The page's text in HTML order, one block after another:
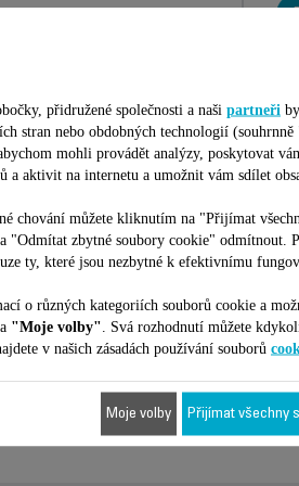
Je vhodné pro
s vaším zařízením/produktem. Zadejte
číslo)?
Produkty
přidružené společnosti a naši partneři
stran nebo obdobných technologií
abychom mohli provádět analýzy, poskytovat
a aktivit na internetu a umožnit vám sdílet
chování můžete kliknutím na "Přijímat
"Odmítat zbytné soubory cookie" odmítnout.
ty, které jsou nezbytné k efektivnímu
o různých kategoriích souborů cookie a
"Moje volby" . Svá rozhodnutí můžete
v našich zásadách používání souborů
Moje volby Přijímat všechny